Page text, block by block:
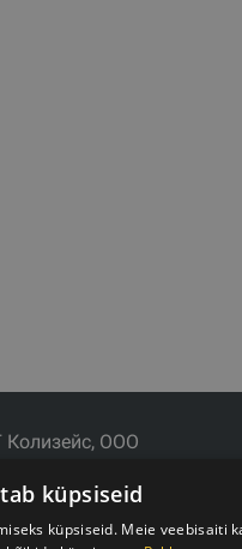
Колизейс, ООО
1006
44103017158 НДС №
küpsiseid
küpsiseid. Meie veebisaiti